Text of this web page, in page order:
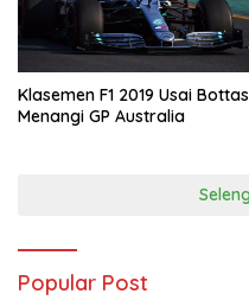
Klasemen F1 2019 Usai Bottas
Menangi GP Australia
Popular Post